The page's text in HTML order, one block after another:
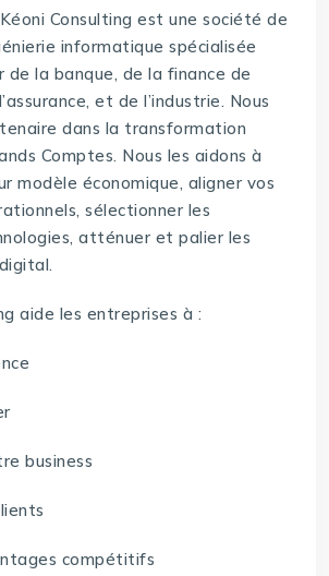
Consulting est une société de
informatique spécialisée
de la banque, de la finance de
et de l’industrie. Nous
dans la transformation
Comptes. Nous les aidons à
modèle économique, aligner vos
sélectionner les
atténuer et palier les
aide les entreprises à :
business
compétitifs